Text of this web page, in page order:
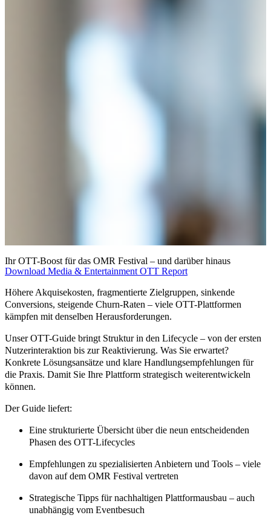
Ihr OTT-Boost für das OMR Festival – und darüber hinaus
Download Media & Entertainment OTT Report
Höhere Akquisekosten, fragmentierte Zielgruppen, sinkende
Conversions, steigende Churn-Raten – viele OTT-Plattformen
kämpfen mit denselben Herausforderungen.
Unser OTT-Guide bringt Struktur in den Lifecycle – von der ersten
Nutzerinteraktion bis zur Reaktivierung. Was Sie erwartet?
Konkrete Lösungsansätze und klare Handlungsempfehlungen für
die Praxis. Damit Sie Ihre Plattform strategisch weiterentwickeln
können.
Der Guide liefert:
Eine strukturierte Übersicht über die neun entscheidenden
Phasen des OTT-Lifecycles
Empfehlungen zu spezialisierten Anbietern und Tools – viele
davon auf dem OMR Festival vertreten
Strategische Tipps für nachhaltigen Plattformausbau – auch
unabhängig vom Eventbesuch